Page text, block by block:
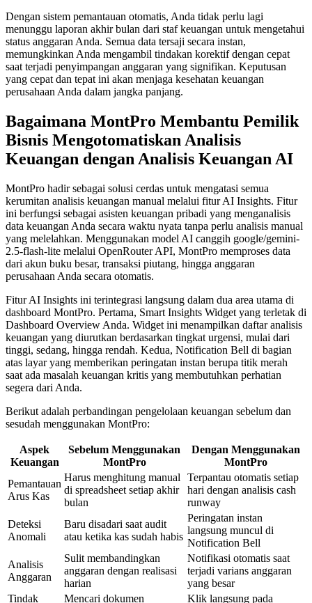
Dengan sistem pemantauan otomatis, Anda tidak perlu lagi
menunggu laporan akhir bulan dari staf keuangan untuk mengetahui
status anggaran Anda. Semua data tersaji secara instan,
memungkinkan Anda mengambil tindakan korektif dengan cepat
saat terjadi penyimpangan anggaran yang signifikan. Keputusan
yang cepat dan tepat ini akan menjaga kesehatan keuangan
perusahaan Anda dalam jangka panjang.
Bagaimana MontPro Membantu Pemilik
Bisnis Mengotomatiskan Analisis
Keuangan dengan Analisis Keuangan AI
MontPro hadir sebagai solusi cerdas untuk mengatasi semua
kerumitan analisis keuangan manual melalui fitur AI Insights. Fitur
ini berfungsi sebagai asisten keuangan pribadi yang menganalisis
data keuangan Anda secara waktu nyata tanpa perlu analisis manual
yang melelahkan. Menggunakan model AI canggih google/gemini-
2.5-flash-lite melalui OpenRouter API, MontPro memproses data
dari akun buku besar, transaksi piutang, hingga anggaran
perusahaan Anda secara otomatis.
Fitur AI Insights ini terintegrasi langsung dalam dua area utama di
dashboard MontPro. Pertama, Smart Insights Widget yang terletak di
Dashboard Overview Anda. Widget ini menampilkan daftar analisis
keuangan yang diurutkan berdasarkan tingkat urgensi, mulai dari
tinggi, sedang, hingga rendah. Kedua, Notification Bell di bagian
atas layar yang memberikan peringatan instan berupa titik merah
saat ada masalah keuangan kritis yang membutuhkan perhatian
segera dari Anda.
Berikut adalah perbandingan pengelolaan keuangan sebelum dan
sesudah menggunakan MontPro:
Aspek
Keuangan
Sebelum Menggunakan
MontPro
Dengan Menggunakan
MontPro
Pemantauan
Arus Kas
Harus menghitung manual
di spreadsheet setiap akhir
bulan
Terpantau otomatis setiap
hari dengan analisis cash
runway
Deteksi
Anomali
Baru disadari saat audit
atau ketika kas sudah habis
Peringatan instan
langsung muncul di
Notification Bell
Analisis
Anggaran
Sulit membandingkan
anggaran dengan realisasi
harian
Notifikasi otomatis saat
terjadi varians anggaran
yang besar
Tindak
Mencari dokumen
Klik langsung pada